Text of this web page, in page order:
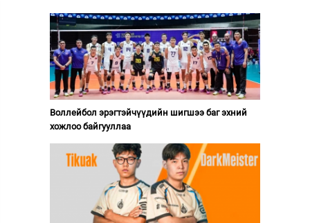
Воллейбол эрэгтэйчүүдийн шигшээ баг эхний
хожлоо байгууллаа